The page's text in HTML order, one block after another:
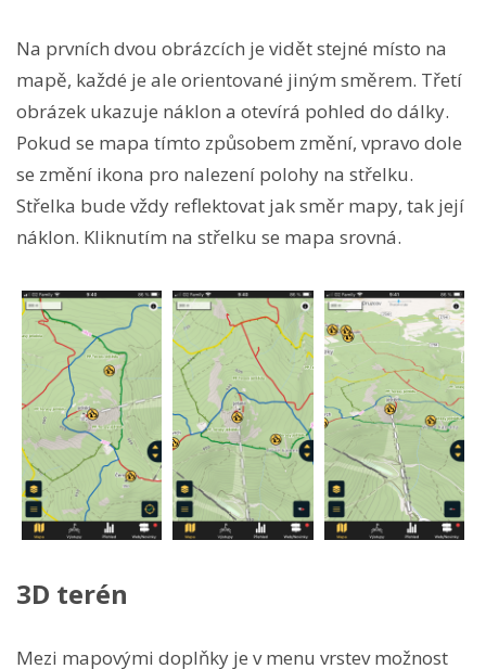
Na prvních dvou obrázcích je vidět stejné místo na
mapě, každé je ale orientované jiným směrem. Třetí
obrázek ukazuje náklon a otevírá pohled do dálky.
Pokud se mapa tímto způsobem změní, vpravo dole
se změní ikona pro nalezení polohy na střelku.
Střelka bude vždy reflektovat jak směr mapy, tak její
náklon. Kliknutím na střelku se mapa srovná.
3D terén
Mezi mapovými doplňky je v menu vrstev možnost